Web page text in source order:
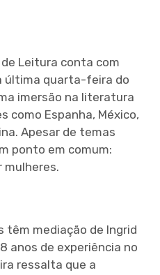
Leitura conta com
última quarta-feira do
imersão na literatura
como Espanha, México,
Apesar de temas
ponto em comum:
têm mediação de Ingrid
anos de experiência no
ressalta que a